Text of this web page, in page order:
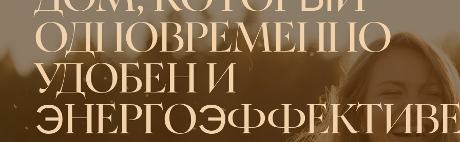
ОДНОВРЕМЕННО
УДОБЕН И